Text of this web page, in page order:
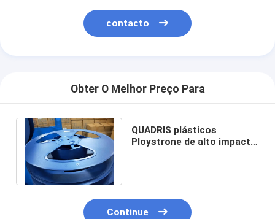
contacto
Obter O Melhor Preço Para
QUADRIS plásticos
Ploystrone de alto impacto
Continue